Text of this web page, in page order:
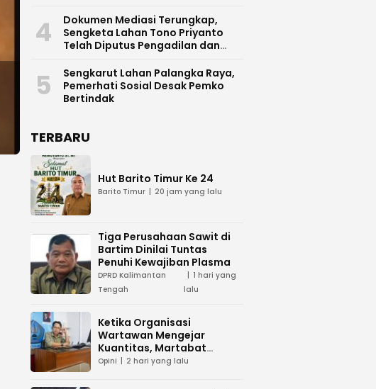
4
​Dokumen Mediasi Terungkap,
Sengketa Lahan Tono Priyanto
Telah Diputus Pengadilan dan
5
Sengkarut Lahan Palangka Raya,
Pemerhati Sosial Desak Pemko
Bertindak
TERBARU
Hut Barito Timur Ke 24
Barito Timur 20 jam yang lalu
Tiga Perusahaan Sawit di
Bartim Dinilai Tuntas
Penuhi Kewajiban Plasma
DPRD Kalimantan
Tengah
1 hari yang
lalu
Ketika Organisasi
Wartawan Mengejar
Kuantitas, Martabat
Profesi Menjadi Taruhan
Opini 2 hari yang lalu